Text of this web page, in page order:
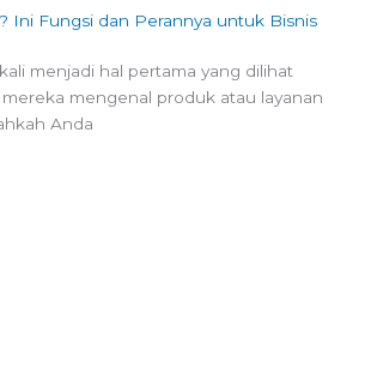
Ini Fungsi dan Perannya untuk Bisnis
menjadi hal pertama yang dilihat
mengenal produk atau layanan
Anda